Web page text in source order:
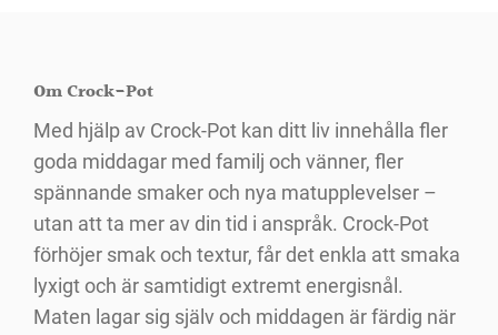
Om Crock-Pot
Med hjälp av Crock-Pot kan ditt liv innehålla fler
goda middagar med familj och vänner, fler
spännande smaker och nya matupplevelser –
utan att ta mer av din tid i anspråk. Crock-Pot
förhöjer smak och textur, får det enkla att smaka
lyxigt och är samtidigt extremt energisnål.
Maten lagar sig själv och middagen är färdig när